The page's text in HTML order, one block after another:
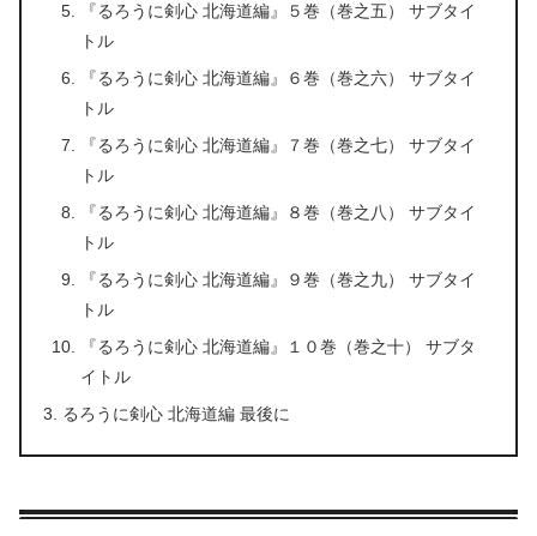
『るろうに剣心 北海道編』５巻（巻之五） サブタイ
トル
『るろうに剣心 北海道編』６巻（巻之六） サブタイ
トル
『るろうに剣心 北海道編』７巻（巻之七） サブタイ
トル
『るろうに剣心 北海道編』８巻（巻之八） サブタイ
トル
『るろうに剣心 北海道編』９巻（巻之九） サブタイ
トル
『るろうに剣心 北海道編』１０巻（巻之十） サブタ
イトル
るろうに剣心 北海道編 最後に